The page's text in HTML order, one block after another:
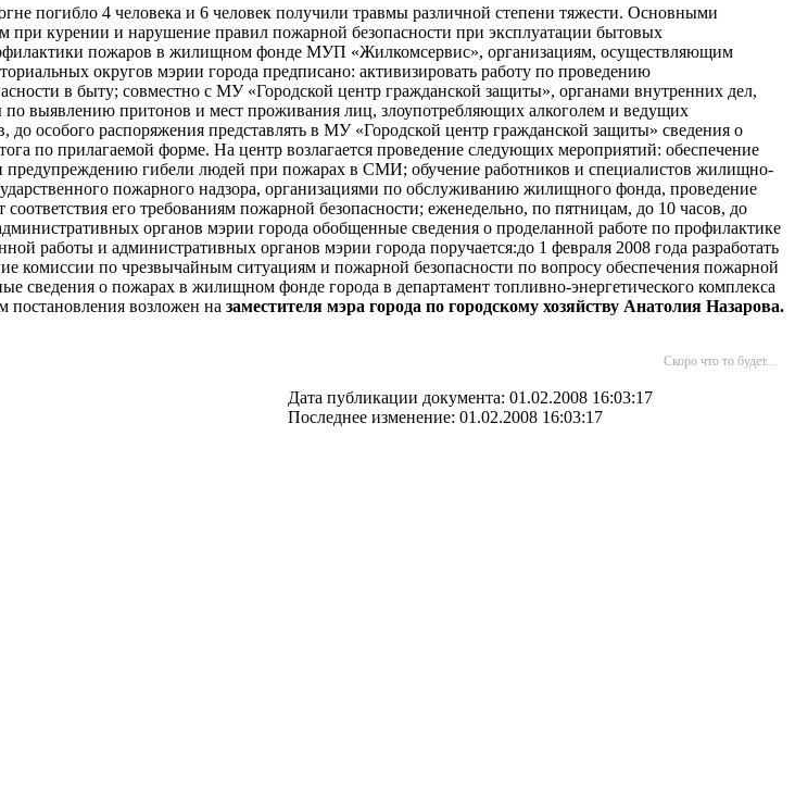
погибло 4 человека и 6 человек получили травмы различной степени тяжести. Основными
курении и нарушение правил пожарной безопасности при эксплуатации бытовых
пожаров в жилищном фонде МУП «Жилкомсервис», организациям, осуществляющим
округов мэрии города предписано: активизировать работу по проведению
в быту; совместно с МУ «Городской центр гражданской защиты», органами внутренних дел,
выявлению притонов и мест проживания лиц, злоупотребляющих алкоголем и ведущих
особого распоряжения представлять в МУ «Городской центр гражданской защиты» сведения о
по прилагаемой форме. На центр возлагается проведение следующих мероприятий: обеспечение
гибели людей при пожарах в СМИ; обучение работников и специалистов жилищно-
пожарного надзора, организациями по обслуживанию жилищного фонда, проведение
его требованиям пожарной безопасности; еженедельно, по пятницам, до 10 часов, до
органов мэрии города обобщенные сведения о проделанной работе по профилактике
и административных органов мэрии города поручается:до 1 февраля 2008 года разработать
комиссии по чрезвычайным ситуациям и пожарной безопасности по вопросу обеспечения пожарной
сведения о пожарах в жилищном фонде города в департамент топливно-энергетического комплекса
постановления возложен на заместителя мэра города по городскому хозяйству Анатолия Назарова.
Скоро что то будет...
Дата публикации документа: 01.02.2008 16:03:17
Последнее изменение: 01.02.2008 16:03:17